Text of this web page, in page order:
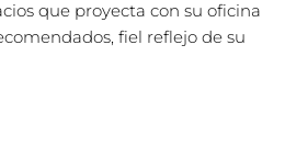
que proyecta con su oficina
fiel reflejo de su